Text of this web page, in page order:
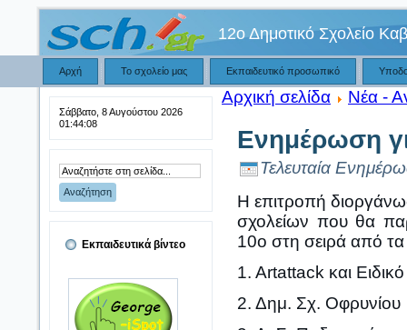
12ο Δημοτικό Σχολείο
Αρχή Το σχολείο μας Εκπαιδευτικό προσωπικό
Σάββατο, 8 Αυγούστου 2026
01:44:08
Εκπαιδευτικά βίντεο
Αρχική σελίδα Νέα -
Ενημέρωση
Τελευταία
Η επιτροπή
σχολείων που θα
10ο στη σειρά από
1. Artattack και
2. Δημ. Σχ. Οφρυνίου